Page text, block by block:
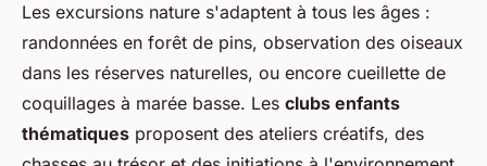
Les excursions nature s'adaptent à tous les âges :
randonnées en forêt de pins, observation des oiseaux
dans les réserves naturelles, ou encore cueillette de
coquillages à marée basse. Les clubs enfants
thématiques proposent des ateliers créatifs, des